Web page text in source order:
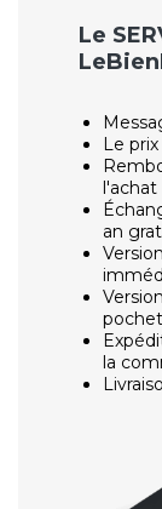
Le
Le
l'achat
an
la